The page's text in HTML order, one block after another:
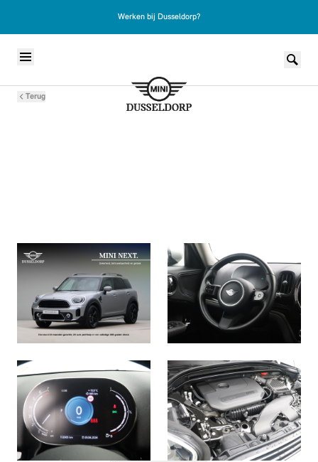
Werken bij Dusseldorp?
Terug